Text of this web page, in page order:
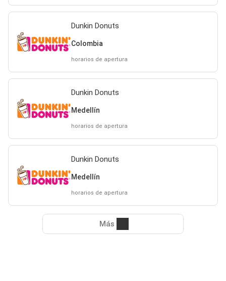
Dunkin Donuts
Colombia
horarios de apertura
Dunkin Donuts
Medellín
horarios de apertura
Dunkin Donuts
Medellín
horarios de apertura
Más